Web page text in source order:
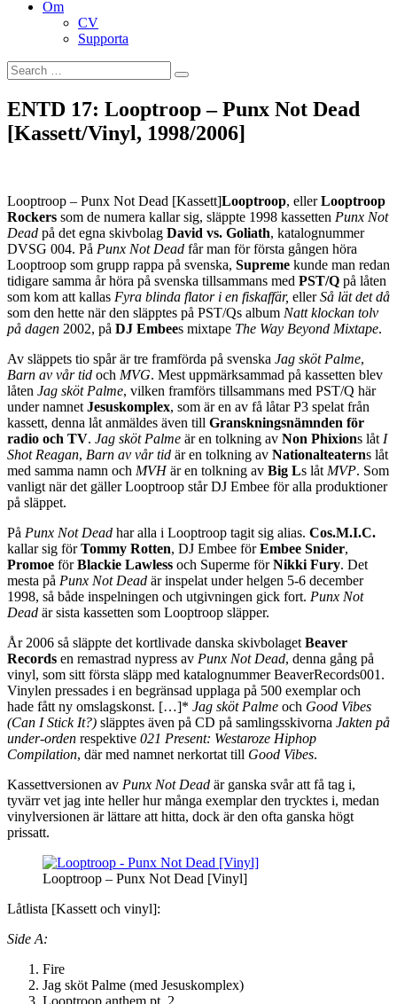
Om
CV
Supporta
Search
for:
Search
ENTD 17: Looptroop – Punx Not Dead
[Kassett/Vinyl, 1998/2006]
Looptroop – Punx Not Dead [Kassett]Looptroop, ellerLooptroop
Rockers som de numera kallar sig, släppte 1998 kassetten Punx Not
Dead på det egna skivbolag David vs. Goliath, katalognummer
DVSG 004. På Punx Not Dead får man för första gången höra
Looptroop som grupp rappa på svenska, Supreme kunde man redan
tidigare samma år höra på svenska tillsammans med PST/Q på låten
som kom att kallas Fyra blinda flator i en fiskaffär, ellerSå lät det då
som den hette när den släpptes på PST/Qs album Natt klockan tolv
på dagen 2002, på DJ Embees mixtape The Way Beyond Mixtape.
Av släppets tio spår är tre framförda på svenska Jag sköt Palme,
Barn av vår tid och MVG. Mest uppmärksammad på kassetten blev
låten Jag sköt Palme, vilken framförs tillsammans med PST/Q här
under namnet Jesuskomplex, som är en av få låtar P3 spelat från
kassett, denna låt anmäldes även till Granskningsnämnden för
radio och TV. Jag sköt Palme är en tolkning av Non Phixions låt I
Shot Reagan, Barn av vår tid är en tolkning av Nationalteaterns låt
med samma namn och MVHär en tolkning av Big Ls låt MVP. Som
vanligt när det gäller Looptroop står DJ Embee för alla produktioner
på släppet.
På Punx Not Dead har alla i Looptroop tagit sig alias. Cos.M.I.C.
kallar sig förTommy Rotten, DJ Embee förEmbee Snider,
Promoe förBlackie Lawless och Superme förNikki Fury. Det
mesta på Punx Not Dead är inspelat under helgen 5-6 december
1998, så både inspelningen och utgivningen gick fort. Punx Not
Dead är sista kassetten som Looptroop släpper.
År 2006 så släppte det kortlivade danska skivbolaget Beaver
Records en remastrad nypress av Punx Not Dead, denna gång på
vinyl, som sitt första släpp med katalognummer BeaverRecords001.
Vinylen pressades i en begränsad upplaga på 500 exemplar och
hade fått ny omslagskonst. […]* Jag sköt Palme och Good Vibes
(Can I Stick It?) släpptes även på CD på samlingsskivorna Jakten på
under-orden respektive 021 Present: Westaroze Hiphop
Compilation, där med namnet nerkortat till Good Vibes.
Kassettversionen av Punx Not Dead är ganska svår att få tag i,
tyvärr vet jag inte heller hur många exemplar den trycktes i, medan
vinylversionen är lättare att hitta, dock är den ofta ganska högt
prissatt.
Looptroop – Punx Not Dead [Vinyl]
Låtlista [Kassett och vinyl]:
Side A:
Fire
Jag sköt Palme (med Jesuskomplex)
Looptroop anthem pt. 2